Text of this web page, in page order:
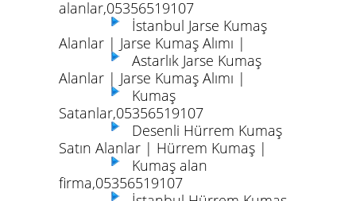
alanlar,05356519107
İstanbul Jarse Kumaş
Alanlar | Jarse Kumaş Alımı |
Astarlık Jarse Kumaş
Alanlar | Jarse Kumaş Alımı |
Kumaş
Satanlar,05356519107
Desenli Hürrem Kumaş
Satın Alanlar | Hürrem Kumaş |
Kumaş alan
firma,05356519107